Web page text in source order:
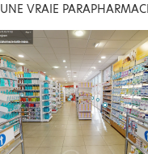
UNE VRAIE